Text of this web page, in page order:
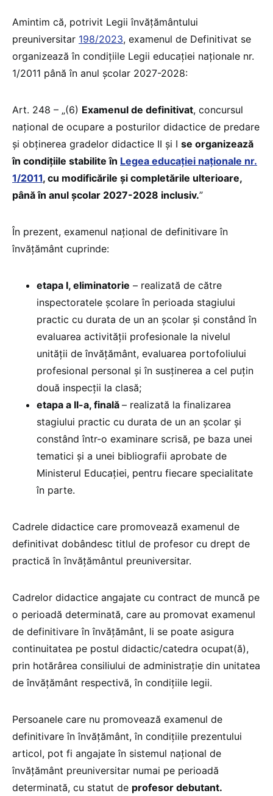
Amintim că, potrivit Legii învățământului
preuniversitar 198/2023, examenul de Definitivat se
organizează în condițiile Legii educației naționale nr.
1/2011 până în anul școlar 2027-2028:
Art. 248 – „(6) Examenul de definitivat, concursul
național de ocupare a posturilor didactice de predare
și obținerea gradelor didactice II și I se organizează
în condițiile stabilite în Legea educației naționale nr.
1/2011, cu modificările și completările ulterioare,
până în anul școlar 2027-2028 inclusiv.”
În prezent, examenul naţional de definitivare în
învăţământ cuprinde:
etapa I, eliminatorie – realizată de către
inspectoratele şcolare în perioada stagiului
practic cu durata de un an şcolar şi constând în
evaluarea activităţii profesionale la nivelul
unităţii de învăţământ, evaluarea portofoliului
profesional personal şi în susţinerea a cel puţin
două inspecţii la clasă;
etapa a II-a, finală – realizată la finalizarea
stagiului practic cu durata de un an şcolar şi
constând într-o examinare scrisă, pe baza unei
tematici şi a unei bibliografii aprobate de
Ministerul Educaţiei, pentru fiecare specialitate
în parte.
Cadrele didactice care promovează examenul de
definitivat dobândesc titlul de profesor cu drept de
practică în învăţământul preuniversitar.
Cadrelor didactice angajate cu contract de muncă pe
o perioadă determinată, care au promovat examenul
de definitivare în învăţământ, li se poate asigura
continuitatea pe postul didactic/catedra ocupat(ă),
prin hotărârea consiliului de administraţie din unitatea
de învăţământ respectivă, în condiţiile legii.
Persoanele care nu promovează examenul de
definitivare în învăţământ, în condiţiile prezentului
articol, pot fi angajate în sistemul naţional de
învăţământ preuniversitar numai pe perioadă
determinată, cu statut de profesor debutant.